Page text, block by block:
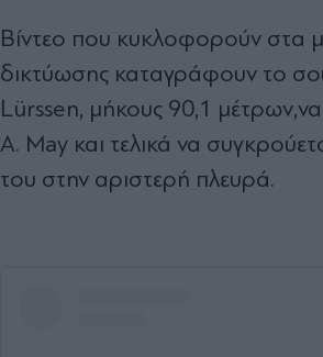
Βίντεο που κυκλοφορούν στα
δικτύωσης καταγράφουν το
Lürssen, μήκους 90,1 μέτρων,
Α. May και τελικά να
του στην αριστερή πλευρά.